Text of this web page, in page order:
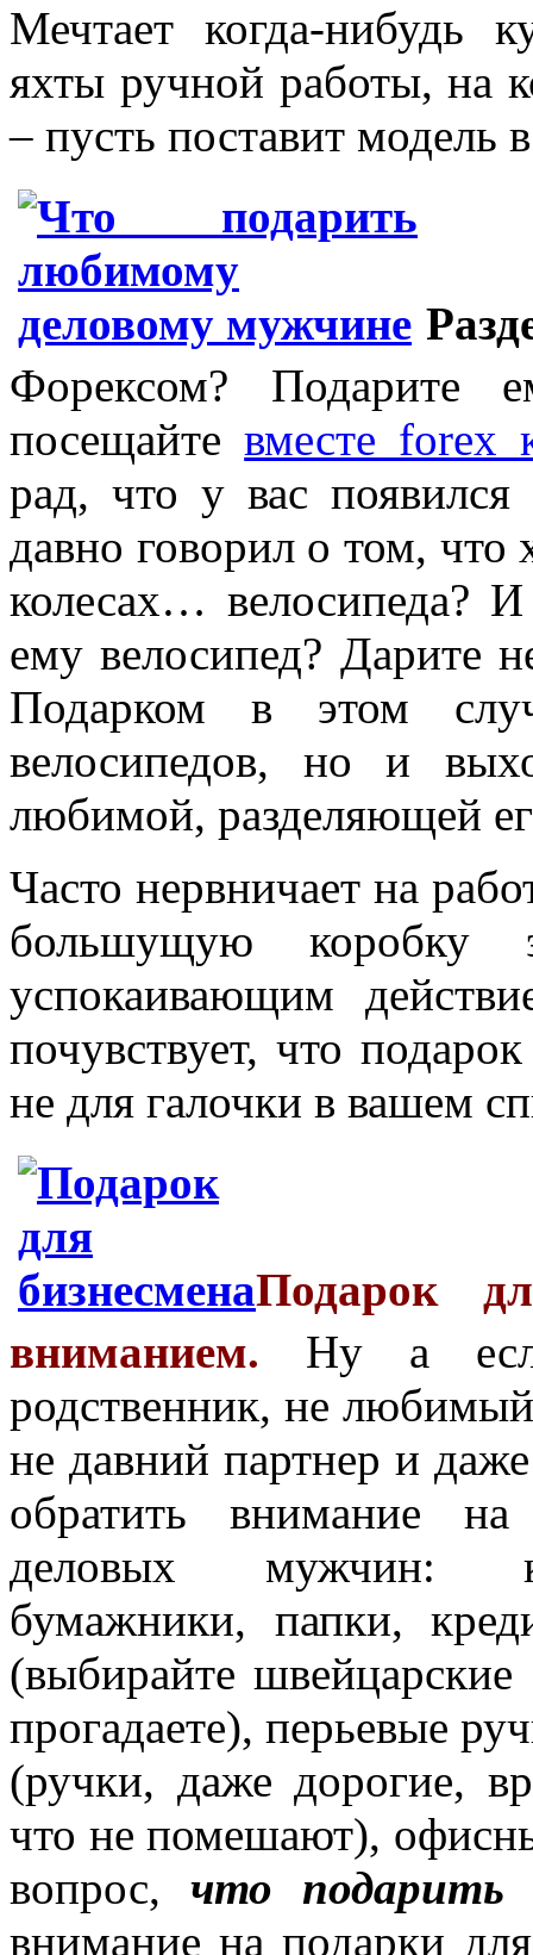
Мечтает когда-нибудь
яхты ручной работы, на
– пусть поставит модель
Форексом? Подарите
посещайтевместе forex
рад, что у вас
давно говорил о том,
колесах… велосипеда?
ему велосипед? Дарите
Подарком в этом
велосипедов, но и
любимой, разделяющей
Часто нервничает на
большущую коробку
успокаивающим
почувствует, что
не для галочки в вашем
Подарок
вниманием. Ну а
родственник, не
не давний партнер и
обратить внимание
деловых мужчин:
бумажники, папки,
(выбирайте
прогадаете), перьевые
(ручки, даже дорогие,
что не помешают),
вопрос,что подарить
внимание на подарки